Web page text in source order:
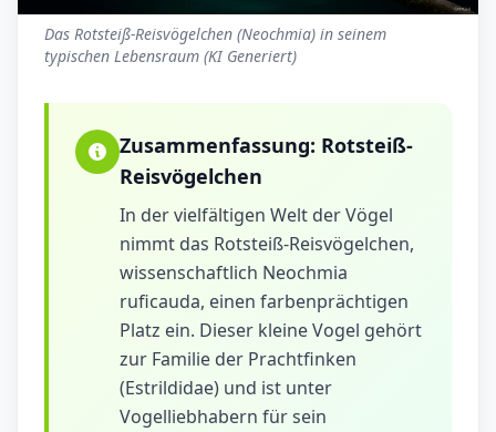
Das Rotsteiß-Reisvögelchen (Neochmia) in seinem
typischen Lebensraum (KI Generiert)
Zusammenfassung: Rotsteiß-
Reisvögelchen
In der vielfältigen Welt der Vögel
nimmt das Rotsteiß-Reisvögelchen,
wissenschaftlich Neochmia
ruficauda, einen farbenprächtigen
Platz ein. Dieser kleine Vogel gehört
zur Familie der Prachtfinken
(Estrildidae) und ist unter
Vogelliebhabern für sein